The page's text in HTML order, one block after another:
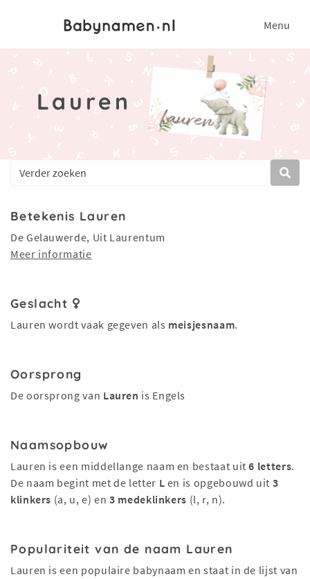
Menu
Lauren
Betekenis Lauren
De Gelauwerde, Uit Laurentum
Meer informatie
Geslacht
Lauren wordt vaak gegeven als meisjesnaam.
Oorsprong
De oorsprong van Lauren is Engels
Naamsopbouw
Lauren is een middellange naam en bestaat uit6 letters.
De naam begint met de letter L en is opgebouwd uit 3
klinkers (a, u, e) en3 medeklinkers (l, r, n).
Populariteit van de naam Lauren
Lauren is een populaire babynaam en staat in de lijst van